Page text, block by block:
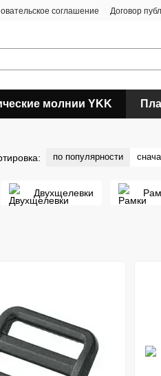
соглашение Договор
молнии YKK
по популярности
Двухщелевки